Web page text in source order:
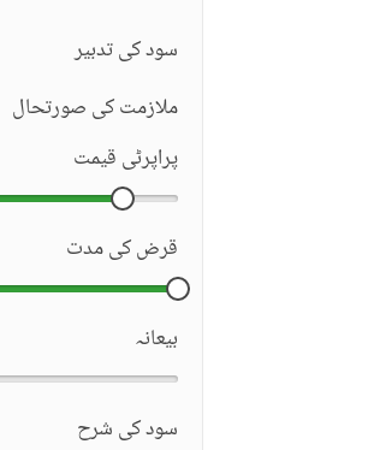
سود کی تدبیر
ملازمت کی صورتحال
پراپرٹی قیمت
قرض کی مدت
بیعانہ
سود کی شرح